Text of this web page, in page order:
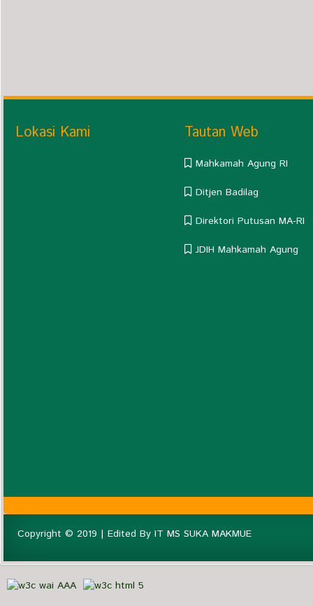
Lokasi Kami Tautan Web
Mahkamah Agung RI
Ditjen Badilag
Direktori Putusan MA-RI
JDIH Mahkamah Agung
Copyright © 2019 | Edited By IT MS SUKA MAKMUE